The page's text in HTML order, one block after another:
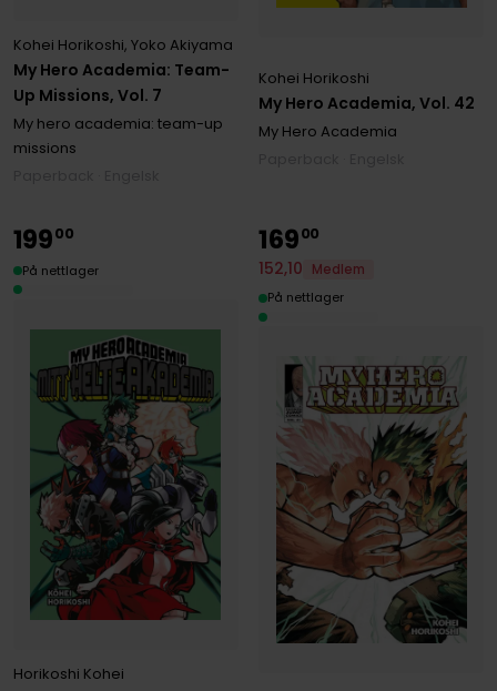
My Hero Academia: Team-
Up Missions, Vol. 7
Kohei Horikoshi, Yoko Akiyama
My hero academia: team-up
missions
My Hero Academia, Vol. 42
Kohei Horikoshi
My Hero Academia
Horikoshi Kohei
19900
På nettlager
16900
152,10
Medlem
På nettlager